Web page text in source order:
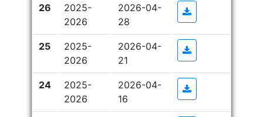
26
2025-
2026
2026-04-
28
Plus
25
2025-
2026
2026-04-
21
Plus
24
2025-
2026
2026-04-
16
Plus